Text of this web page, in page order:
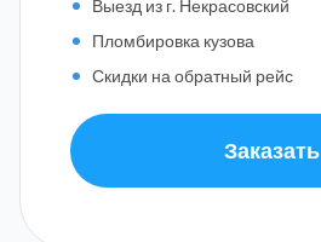
Выезд из г. Некрасовский
Пломбировка кузова
Скидки на обратный рейс
Заказать